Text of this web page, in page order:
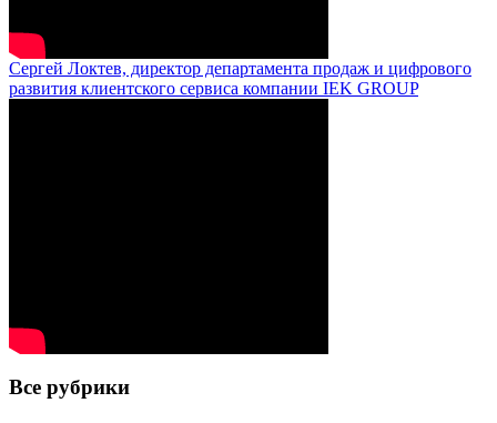
Сергей Локтев, директор департамента продаж и цифрового
развития клиентского сервиса компании IEK GROUP
Все рубрики